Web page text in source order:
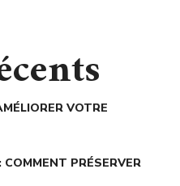
VOTRE
PRÉSERVER